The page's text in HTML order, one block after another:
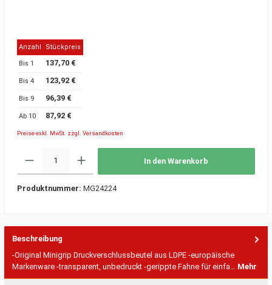
Anzahl Stückpreis
Bis1 137,70 €
Bis4 123,92 €
Bis 9 96,39 €
Ab10 87,92 €
Preise exkl. MwSt. zzgl. Versandkosten
In den Warenkorb
Produktnummer: MG24224
Beschreibung
-Original Minigrip Druckverschlussbeutel aus LDPE -europäische
Markenware -transparent, unbedruckt -gerippte Fahne für einfa… Mehr